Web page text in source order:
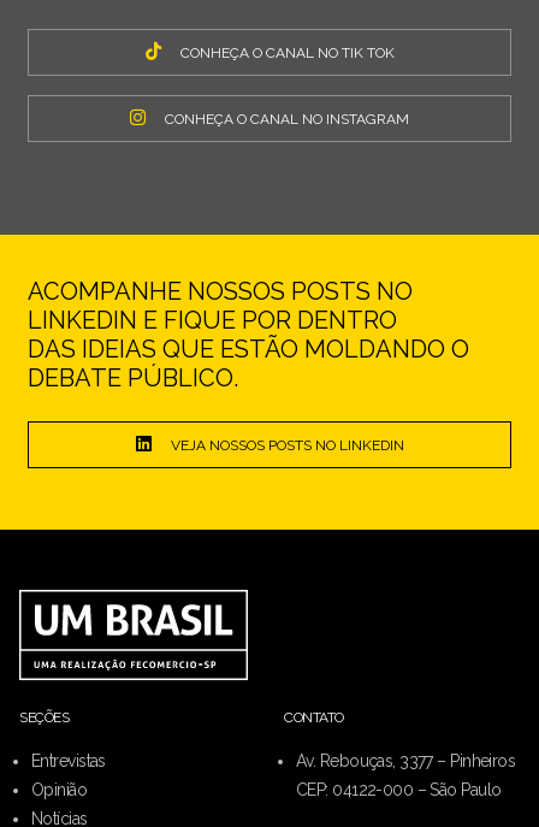
CONHEÇA O CANAL NO TIK TOK
CONHEÇA O CANAL NO INSTAGRAM
ACOMPANHE NOSSOS POSTS NO
LINKEDIN E FIQUE POR DENTRO
DAS IDEIAS QUE ESTÃO MOLDANDO O
DEBATE PÚBLICO.
VEJA NOSSOS POSTS NO LINKEDIN
SEÇÕES
Entrevistas
Opinião
Notícias
CONTATO
Av. Rebouças, 3377 – Pinheiros
CEP: 04122-000 – São Paulo